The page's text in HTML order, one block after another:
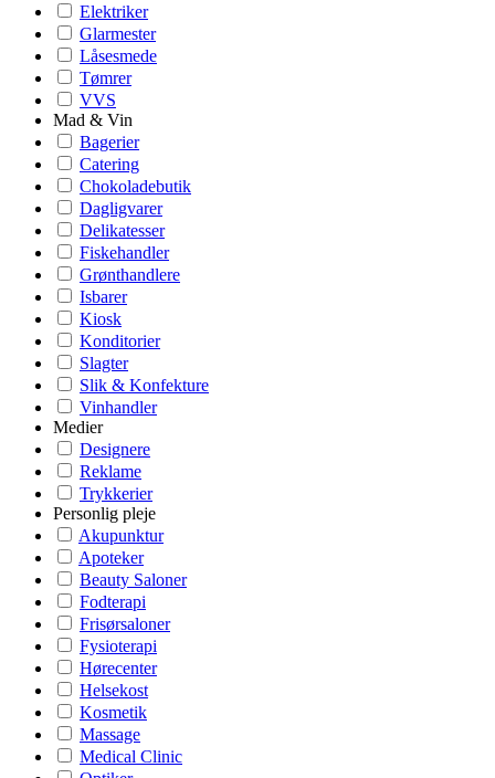
Elektriker
Glarmester
Låsesmede
Tømrer
VVS
Mad & Vin
Bagerier
Catering
Chokoladebutik
Dagligvarer
Delikatesser
Fiskehandler
Grønthandlere
Isbarer
Kiosk
Konditorier
Slagter
Slik & Konfekture
Vinhandler
Medier
Designere
Reklame
Trykkerier
Personlig pleje
Akupunktur
Apoteker
Beauty Saloner
Fodterapi
Frisørsaloner
Fysioterapi
Hørecenter
Helsekost
Kosmetik
Massage
Medical Clinic